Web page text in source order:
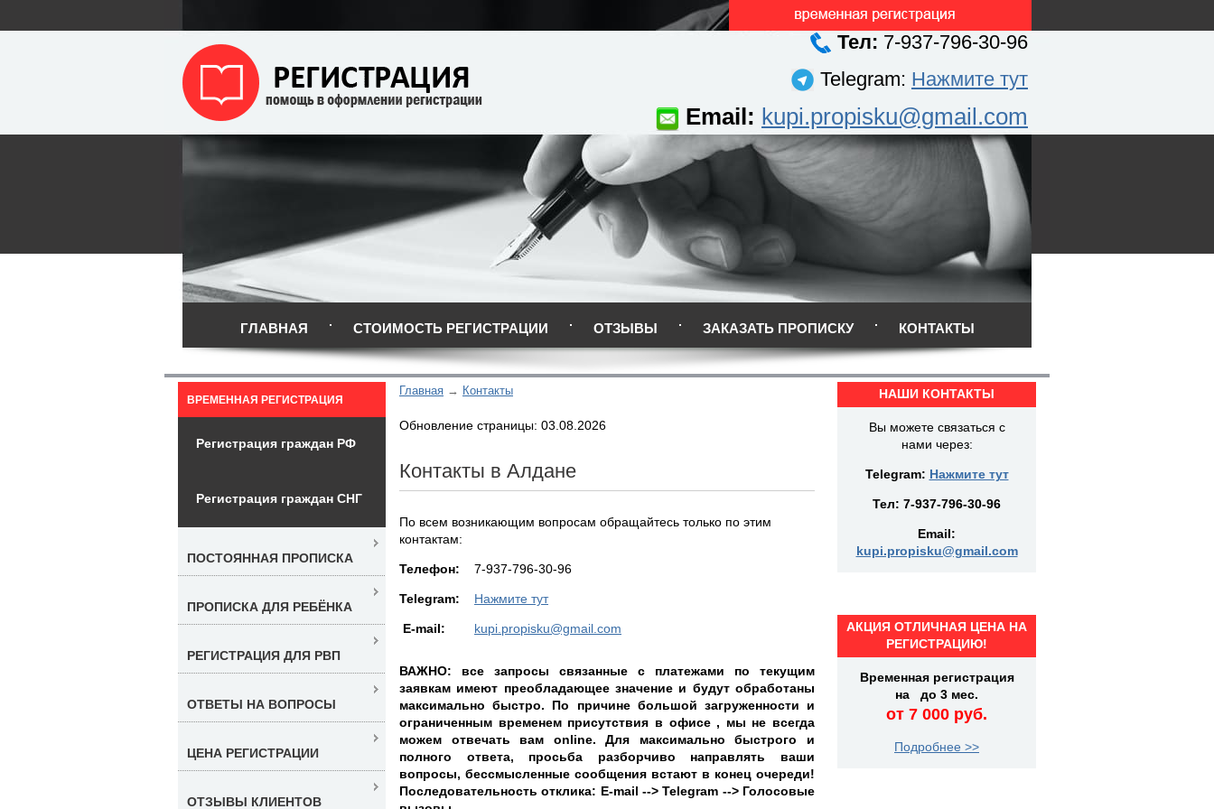
Тел: 7-937-796-30-96
Telegram: Нажмите тут
Email: kupi.propisku@gmail.com
ГЛАВНАЯ СТОИМОСТЬ РЕГИСТРАЦИИ ОТЗЫВЫ ЗАКАЗАТЬ ПРОПИСКУ КОНТАКТЫ
Главная Контакты
Обновление страницы: 03.08.2026
Контакты в Алдане
По всем возникающим вопросам обращайтесь только по этим
контактам:
Teлефон: 7-937-796-30-96
Telegram: Нажмите тут
E-mail: kupi.propisku@gmail.com
ВАЖНО: все запросы связанные с платежами по текущим
заявкам имеют преобладающее значение и будут обработаны
максимально быстро. По причине большой загруженности и
ограниченным временем присутствия в офисе , мы не всегда
можем отвечать вам online. Для максимально быстрого и
полного ответа, просьба разборчиво направлять ваши
вопросы, бессмысленные сообщения встают в конец очереди!
Последовательность отклика: E-mail --> Telegram --> Голосовые
ВРЕМЕННАЯ РЕГИСТРАЦИЯ
Регистрация граждан РФ
Регистрация граждан СНГ
ПОСТОЯННАЯ ПРОПИСКА
ПРОПИСКА ДЛЯ РЕБЁНКА
РЕГИСТРАЦИЯ ДЛЯ РВП
ОТВЕТЫ НА ВОПРОСЫ
ЦЕНА РЕГИСТРАЦИИ
ОТЗЫВЫ КЛИЕНТОВ
НАШИ КОНТАКТЫ
Вы можете связаться с
нами через:
Telegram: Нажмите тут
Тел: 7-937-796-30-96
Email:
kupi.propisku@gmail.com
АКЦИЯ ОТЛИЧНАЯ ЦЕНА НА
РЕГИСТРАЦИЮ!
Временная регистрация
на до 3 мес.
от 7 000 руб.
Подробнее >>